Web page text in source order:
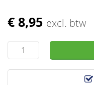
€ 8,95 excl. btw
Ga
het
begin
van